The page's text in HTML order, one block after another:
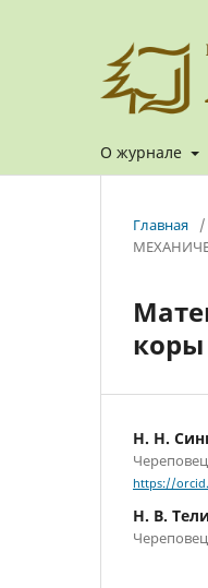
О журнале
Главная /
коры
Н. Н.
https://
Н. В.